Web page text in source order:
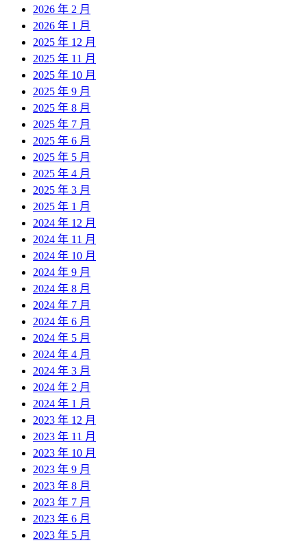
2026 年 2 月
2026 年 1 月
2025 年 12 月
2025 年 11 月
2025 年 10 月
2025 年 9 月
2025 年 8 月
2025 年 7 月
2025 年 6 月
2025 年 5 月
2025 年 4 月
2025 年 3 月
2025 年 1 月
2024 年 12 月
2024 年 11 月
2024 年 10 月
2024 年 9 月
2024 年 8 月
2024 年 7 月
2024 年 6 月
2024 年 5 月
2024 年 4 月
2024 年 3 月
2024 年 2 月
2024 年 1 月
2023 年 12 月
2023 年 11 月
2023 年 10 月
2023 年 9 月
2023 年 8 月
2023 年 7 月
2023 年 6 月
2023 年 5 月